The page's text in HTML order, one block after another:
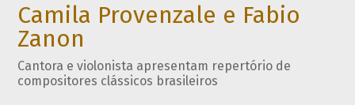
Camila Provenzale e Fabio
Zanon
Cantora e violonista apresentam repertório de
compositores clássicos brasileiros